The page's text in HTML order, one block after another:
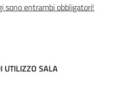
sono entrambi obbligatori!
UTILIZZO SALA